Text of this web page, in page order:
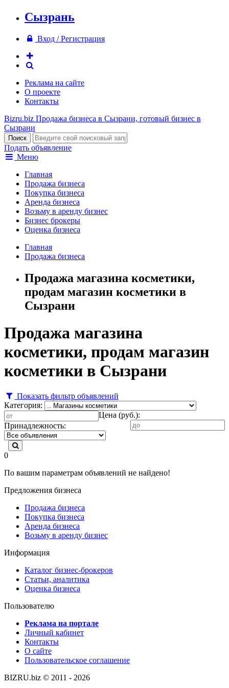
Сызрань
Вход / Регистрация
Реклама на сайте
О проекте
Контакты
Bizru.biz Продажа бизнеса в Сызрани, готовый бизнес в
Сызрани
Подать объявление
Меню
Главная
Продажа бизнеса
Покупка бизнеса
Аренда бизнеса
Возьму в аренду бизнес
Бизнес брокеры
Оценка бизнеса
Главная
Продажа бизнеса
Продажа магазина косметики,
продам магазин косметики в
Сызрани
Продажа магазина
косметики, продам магазин
косметики в Сызрани
Показать фильтр объявлений
Категория:
Цена (руб.):
Принадлежность:
0
По вашим параметрам объявлений не найдено!
Предложения бизнеса
Продажа бизнеса
Покупка бизнеса
Аренда бизнеса
Возьму в аренду бизнес
Информация
Каталог бизнес-брокеров
Статьи, аналитика
Оценка бизнеса
Пользователю
Реклама на портале
Личный кабинет
Контакты
О сайте
Пользовательское соглашение
BIZRU.biz © 2011 - 2026